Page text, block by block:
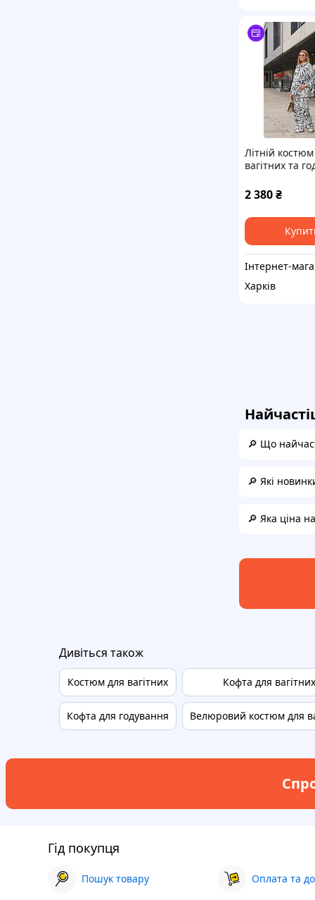
Літній
вагітних та
2 380₴
Харків
🔎 Що
🔎 Які
🔎 Яка ціна
Дивіться також
Костюм для вагітних
Кофта для годування
Кофта для вагітних
Велюровий костюм для
Гід покупця
Пошук товару Оплата та